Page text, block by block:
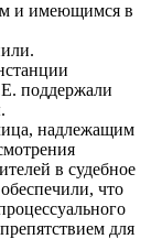
и имеющимся в
поддержали
надлежащим
в судебное
что
для